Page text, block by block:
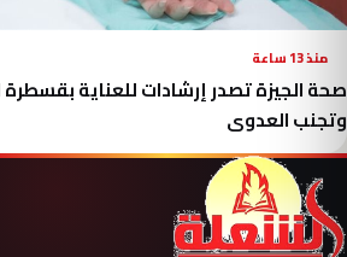
منذ 13 ساعة
صحة الجيزة تصدر إرشادات للعناية
وتجنب العدوى